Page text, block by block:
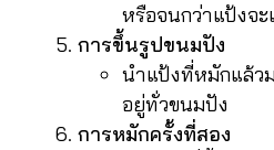
หรือจนกว่าแป้งจ
การขึ้นรูปขนมปัง
นำแป้งที่หมักแล้ว
อยู่ทั่วขนมปัง
การหมักครั้งที่สอง